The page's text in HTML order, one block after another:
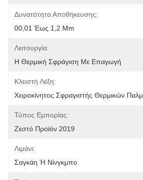
Δυνατότητα Αποθήκευσης:
00,01 Έως 1,2 Mm
Λειτουργία:
Η Θερμική Σφράγιση Με Επαγωγή
Κλειστή Λέξη:
Χειροκίνητος Σφραγιστής Θερμικών
Τύπος Εμπορίας:
Ζεστό Προϊόν 2019
Λιμάνι:
Σαγκάη Ή Νίνγκμπο